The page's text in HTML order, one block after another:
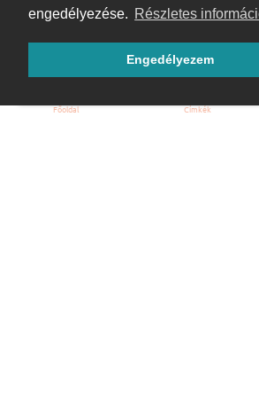
engedélyezése. Részletes
Engedélyezem
Hoppá! Valami hiba történt. Frissítse az
Főoldal Címkék